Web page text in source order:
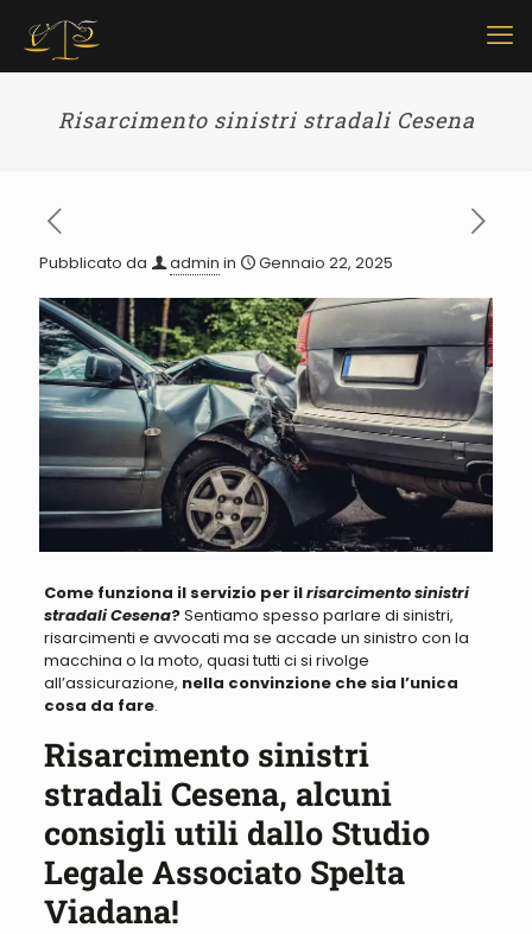
Risarcimento sinistri stradali Cesena
Pubblicato da admin in Gennaio 22, 2025
Come funziona il servizio per ilrisarcimento sinistri
stradali Cesena?Sentiamo spesso parlare di sinistri,
risarcimenti e avvocati ma se accade un sinistro con la
macchina o la moto, quasi tutti ci si rivolge
all’assicurazione, nella convinzione che sia l’unica
cosa da fare.
Risarcimento sinistri
stradali Cesena, alcuni
consigli utili dallo Studio
Legale Associato Spelta
Viadana!